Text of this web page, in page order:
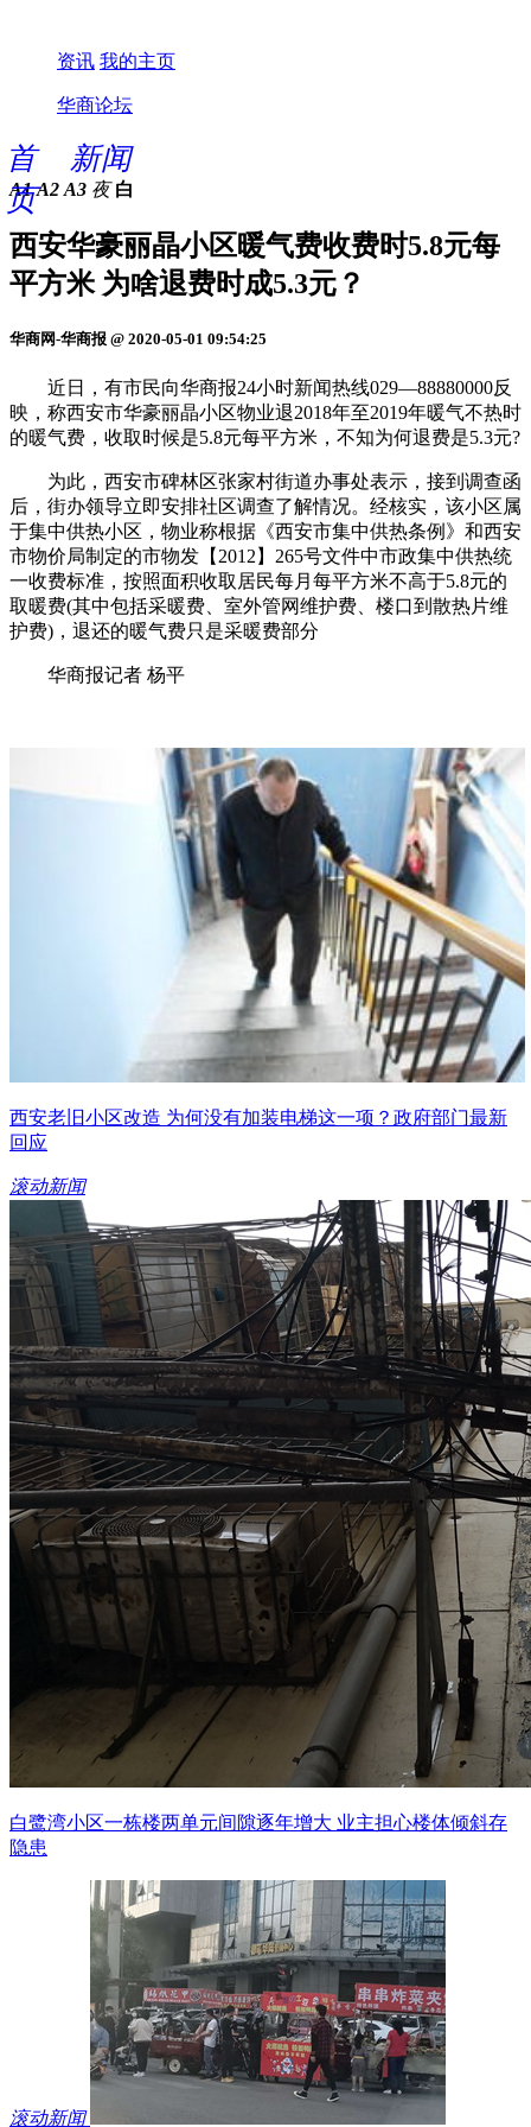
资讯 我的主页
华商论坛
首
页
新闻
A1 A2 A3 夜 白
西安华豪丽晶小区暖气费收费时5.8元每
平方米 为啥退费时成5.3元？
华商网-华商报 @ 2020-05-01 09:54:25
近日，有市民向华商报24小时新闻热线029—88880000反
映，称西安市华豪丽晶小区物业退2018年至2019年暖气不热时
的暖气费，收取时候是5.8元每平方米，不知为何退费是5.3元?
为此，西安市碑林区张家村街道办事处表示，接到调查函
后，街办领导立即安排社区调查了解情况。经核实，该小区属
于集中供热小区，物业称根据《西安市集中供热条例》和西安
市物价局制定的市物发【2012】265号文件中市政集中供热统
一收费标准，按照面积收取居民每月每平方米不高于5.8元的
取暖费(其中包括采暖费、室外管网维护费、楼口到散热片维
护费)，退还的暖气费只是采暖费部分
华商报记者 杨平
西安老旧小区改造 为何没有加装电梯这一项？政府部门最新
回应
滚动新闻
白鹭湾小区一栋楼两单元间隙逐年增大 业主担心楼体倾斜存
隐患
滚动新闻